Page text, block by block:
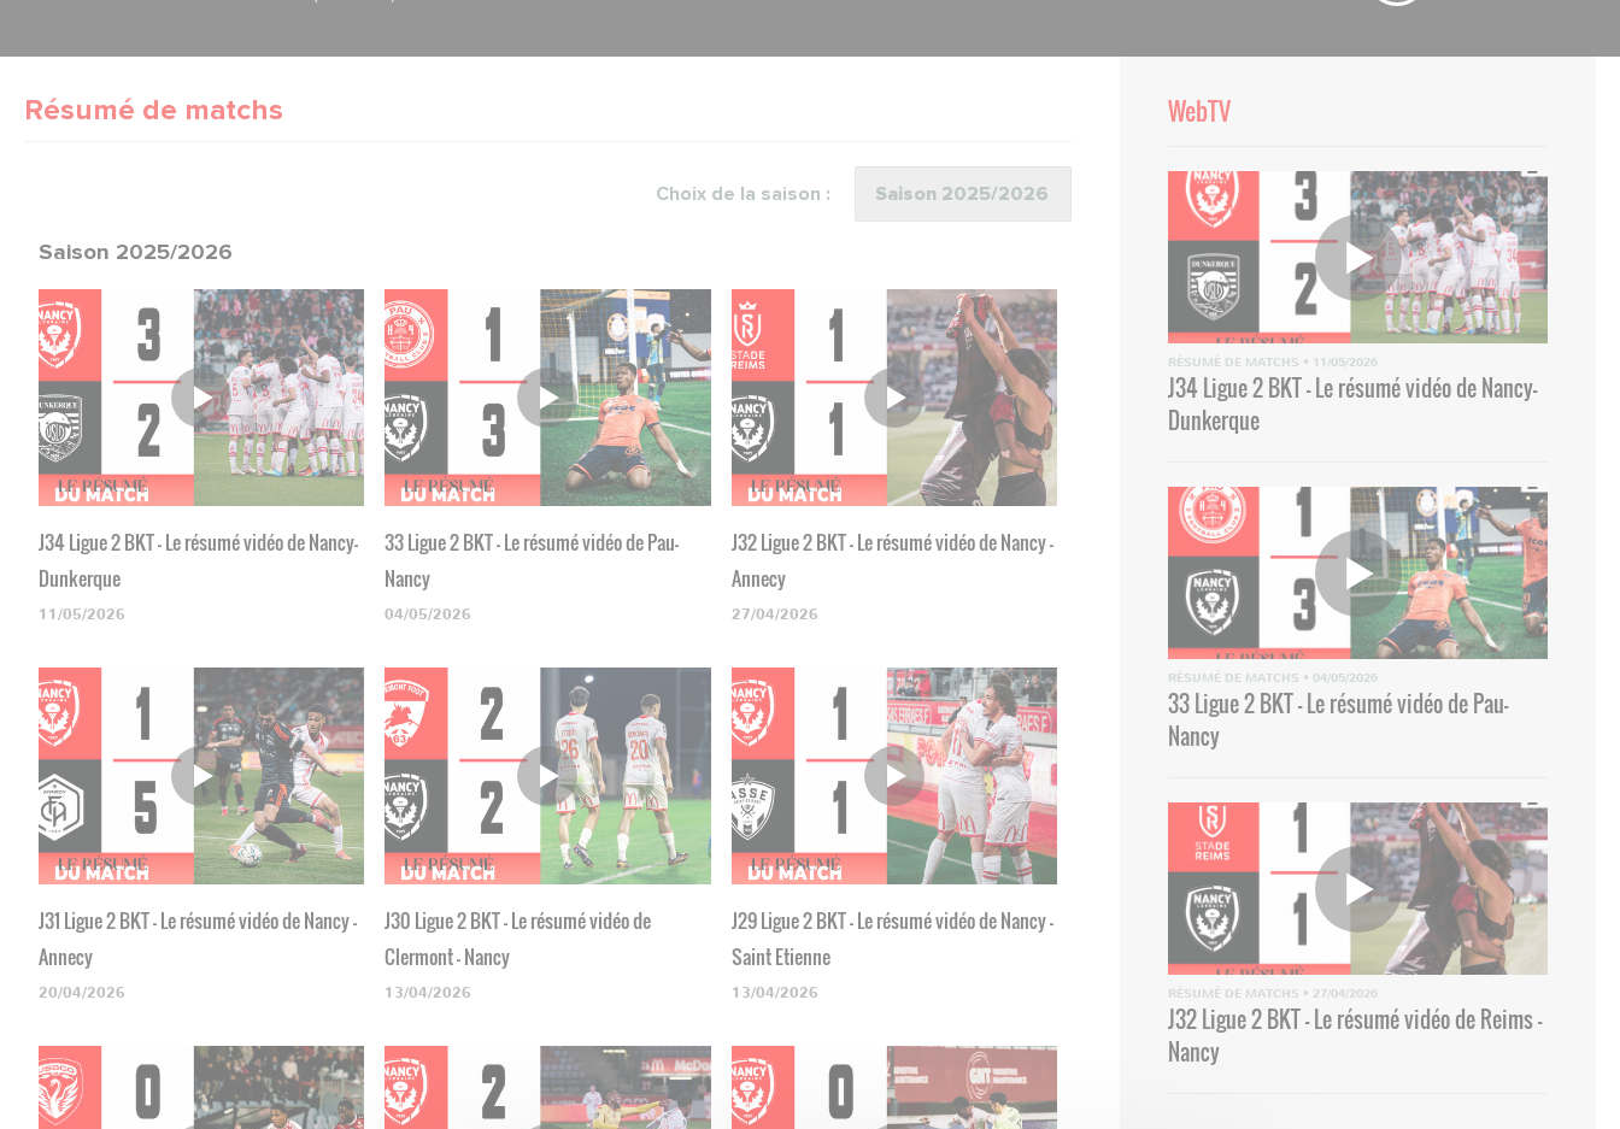
Résumé de matchs
Choix de la saison :
Saison 2025/2026
J34 Ligue 2 BKT - Le résumé vidéo de Nancy-
Dunkerque
11/05/2026
33 Ligue 2 BKT - Le résumé vidéo de Pau-
Nancy
04/05/2026
J32 Ligue 2 BKT - Le résumé vidéo de Nancy -
Annecy
27/04/2026
J31 Ligue 2 BKT - Le résumé vidéo de Nancy -
Annecy
20/04/2026
J30 Ligue 2 BKT - Le résumé vidéo de
Clermont - Nancy
13/04/2026
J29 Ligue 2 BKT - Le résumé vidéo de Nancy -
Saint Etienne
13/04/2026
WebTV
RÉSUMÉ DE MATCHS • 11/05/2026
J34 Ligue 2 BKT - Le résumé vidéo de Nancy-
Dunkerque
RÉSUMÉ DE MATCHS • 04/05/2026
33 Ligue 2 BKT - Le résumé vidéo de Pau-
Nancy
RÉSUMÉ DE MATCHS • 27/04/2026
J32 Ligue 2 BKT - Le résumé vidéo de Reims -
Nancy